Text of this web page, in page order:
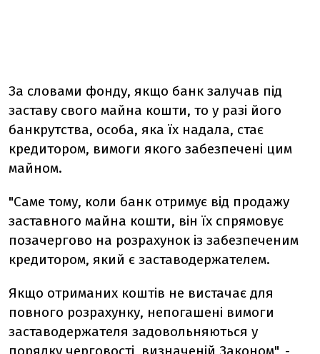
За словами фонду, якщо банк залучав під
заставу свого майна кошти, то у разі його
банкрутства, особа, яка їх надала, стає
кредитором, вимоги якого забезпечені цим
майном.
"Саме тому, коли банк отримує від продажу
заставного майна кошти, він їх спрямовує
позачергово на розрахунок із забезпеченим
кредитором, який є заставодержателем.
Якщо отриманих коштів не вистачає для
повного розрахунку, непогашені вимоги
заставодержателя задовольняються у
порядку черговості, визначеній Законом", -